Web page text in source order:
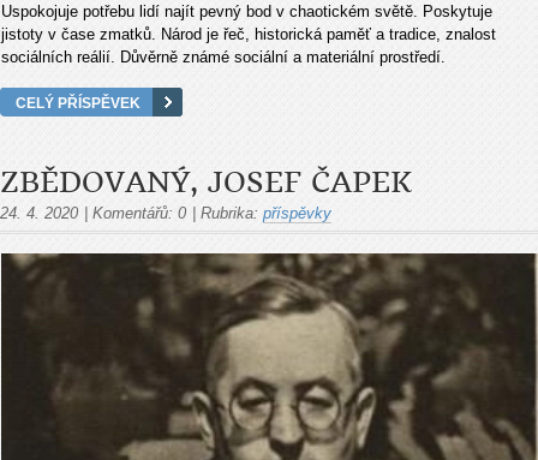
Uspokojuje potřebu lidí najít pevný bod v chaotickém světě. Poskytuje
jistoty v čase zmatků. Národ je řeč, historická paměť a tradice, znalost
sociálních reálií. Důvěrně známé sociální a materiální prostředí.
CELÝ PŘÍSPĚVEK
ZBĚDOVANÝ, JOSEF ČAPEK
24. 4. 2020 | Komentářů: 0 | Rubrika: příspěvky